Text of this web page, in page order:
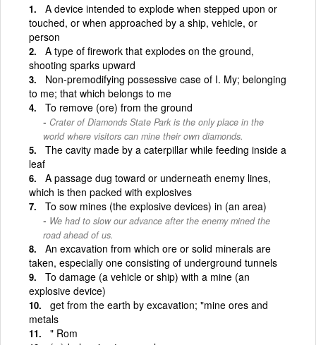
A device intended to explode when stepped upon or
touched, or when approached by a ship, vehicle, or
person
A type of firework that explodes on the ground,
shooting sparks upward
Non-premodifying possessive case of I. My; belonging
to me; that which belongs to me
To remove (ore) from the ground
Crater of Diamonds State Park is the only place in the
world where visitors can mine their own diamonds.
The cavity made by a caterpillar while feeding inside a
leaf
A passage dug toward or underneath enemy lines,
which is then packed with explosives
To sow mines (the explosive devices) in (an area)
We had to slow our advance after the enemy mined the
road ahead of us.
An excavation from which ore or solid minerals are
taken, especially one consisting of underground tunnels
To damage (a vehicle or ship) with a mine (an
explosive device)
get from the earth by excavation; "mine ores and
metals
" Rom